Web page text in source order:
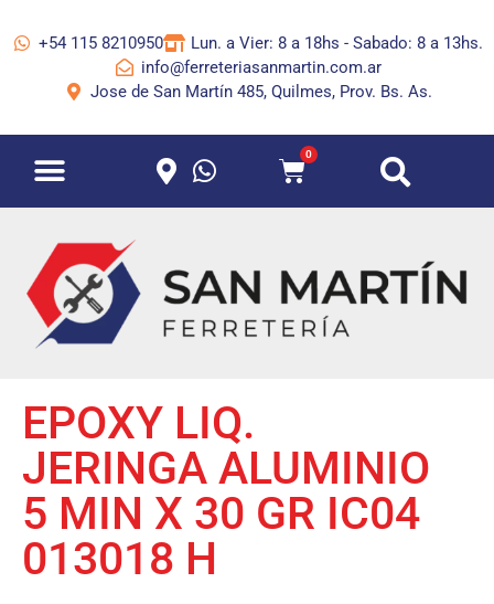
+54 115 8210950
Lun. a Vier: 8 a 18hs - Sabado: 8 a 13hs.
info@ferreteriasanmartin.com.ar
Jose de San Martín 485, Quilmes, Prov. Bs. As.
0
EPOXY LIQ.
JERINGA ALUMINIO
5 MIN X 30 GR IC04
013018 H